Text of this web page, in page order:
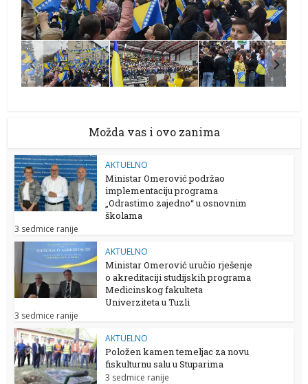
Možda vas i ovo zanima
AKTUELNO
Ministar Omerović podržao
implementaciju programa
„Odrastimo zajedno“ u osnovnim
školama
3 sedmice ranije
AKTUELNO
Ministar Omerović uručio rješenje
o akreditaciji studijskih programa
Medicinskog fakulteta
Univerziteta u Tuzli
3 sedmice ranije
AKTUELNO
Položen kamen temeljac za novu
fiskulturnu salu u Stuparima
3 sedmice ranije